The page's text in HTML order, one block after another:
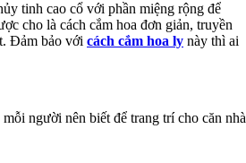
tinh cao cổ với phần miệng rộng để
cho là cách cắm hoa đơn giản, truyền
Đảm bảo với cách cắm hoa ly này thì ai
người nên biết để trang trí cho căn nhà